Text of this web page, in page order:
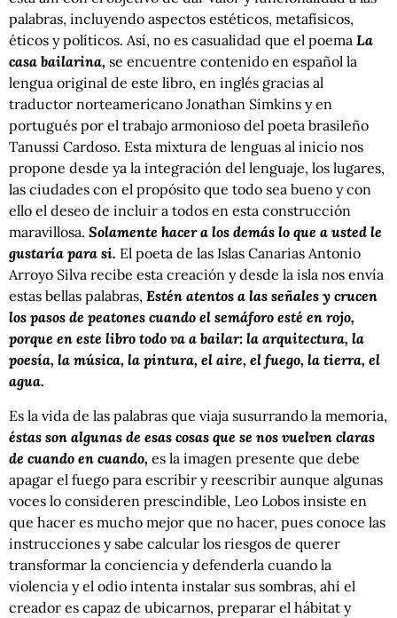
palabras, incluyendo aspectos estéticos, metafísicos,
éticos y políticos. Así, no es casualidad que el poema La
casa bailarina, se encuentre contenido en español la
lengua original de este libro, en inglés gracias al
traductor norteamericano Jonathan Simkins y en
portugués por el trabajo armonioso del poeta brasileño
Tanussi Cardoso. Esta mixtura de lenguas al inicio nos
propone desde ya la integración del lenguaje, los lugares,
las ciudades con el propósito que todo sea bueno y con
ello el deseo de incluir a todos en esta construcción
maravillosa. Solamente hacer a los demás lo que a usted le
gustaría para si. El poeta de las Islas Canarias Antonio
Arroyo Silva recibe esta creación y desde la isla nos envía
estas bellas palabras, Estén atentos a las señales y crucen
los pasos de peatones cuando el semáforo esté en rojo,
porque en este libro todo va a bailar: la arquitectura, la
poesía, la música, la pintura, el aire, el fuego, la tierra, el
agua.
Es la vida de las palabras que viaja susurrando la memoria,
éstas son algunas de esas cosas que se nos vuelven claras
de cuando en cuando, es la imagen presente que debe
apagar el fuego para escribir y reescribir aunque algunas
voces lo consideren prescindible, Leo Lobos insiste en
que hacer es mucho mejor que no hacer, pues conoce las
instrucciones y sabe calcular los riesgos de querer
transformar la conciencia y defenderla cuando la
violencia y el odio intenta instalar sus sombras, ahí el
creador es capaz de ubicarnos, preparar el hábitat y